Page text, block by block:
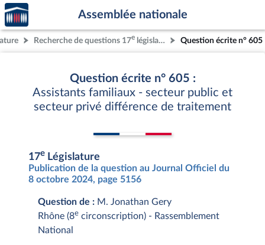
Aller au contenu
Aller en bas de la page
Accèder
à la
page
d'accueil
Assemblée nationale
Recherche de questions 17e législature Question écrite n° 605
Question écrite n° 605 :
Assistants familiaux - secteur public et
secteur privé différence de traitement
17e Législature
Publication de la question au Journal Officiel du
8 octobre 2024, page 5156
Question de : M. Jonathan Gery
Rhône (8e circonscription) - Rassemblement
National